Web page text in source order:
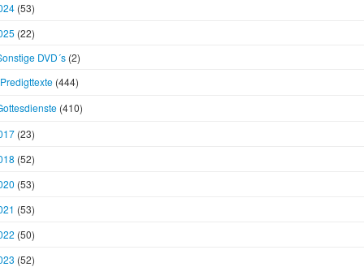
(53)
(22)
DVD´s (2)
Predigttexte (444)
(410)
(23)
(52)
(53)
(53)
(50)
(52)